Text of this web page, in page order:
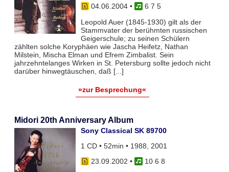
04.06.2004•
6 7 5
Leopold Auer (1845-1930) gilt als der
Stammvater der berühmten russischen
Geigerschule; zu seinen Schülern
zählten solche Koryphäen wie Jascha Heifetz, Nathan
Milstein, Mischa Elman und Efrem Zimbalist. Sein
jahrzehntelanges Wirken in St. Petersburg sollte jedoch nicht
darüber hinwegtäuschen, daß [...]
»zur Besprechung«
Midori 20th Anniversary Album
Sony Classical SK 89700
1 CD • 52min • 1988, 2001
23.09.2002 •
10 6 8